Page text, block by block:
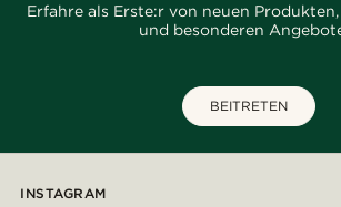
Erfahre als Erste:r von neuen
und besonderen
BEITRETEN
INSTAGRAM